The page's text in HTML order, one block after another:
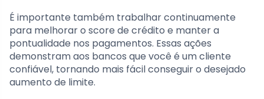
É importante também trabalhar continuamente
para melhorar o score de crédito e manter a
pontualidade nos pagamentos. Essas ações
demonstram aos bancos que você é um cliente
confiável, tornando mais fácil conseguir o desejado
aumento de limite.